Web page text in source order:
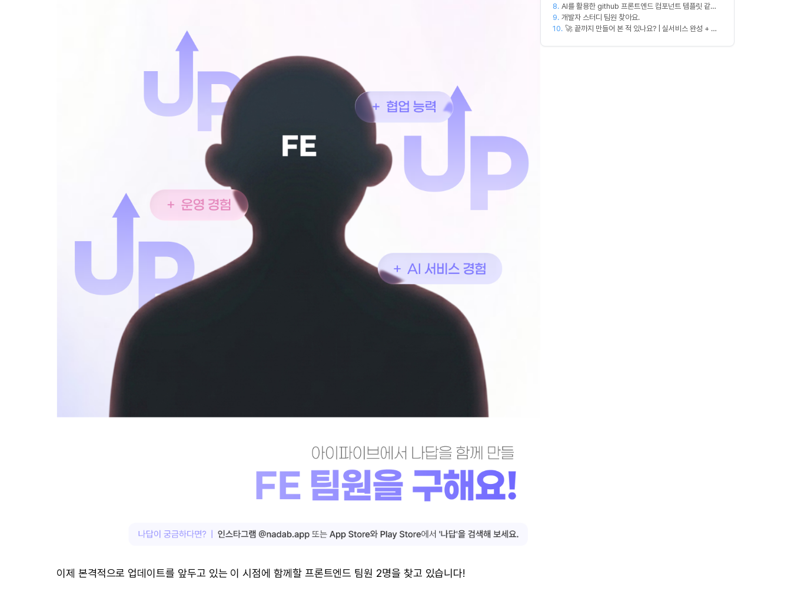
이제 본격적으로 업데이트를 앞두고 있는 이 시점에 함께할 프론트엔드 팀원 2명을 찾고 있습니다!
8. AI를 활용한 github 프론트엔드 컴포넌트 템플릿 같이
만드실분
9. 개발자 스터디 팀원 찾아요.
10. 🚀 끝까지 만들어 본 적 있나요? | 실서비스 완성 + 수